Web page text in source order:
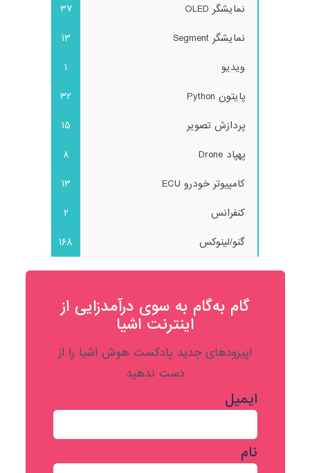
نمایشگر OLED
37
نمایشگر Segment
13
ویدیو
1
پایتون Python
32
پردازش تصویر
15
پهپاد Drone
8
کامپیوتر خودرو ECU
13
کنفرانس
2
گنو/لینوکس
168
گام به‌گام به‌ سوی درآمدزایی از
اینترنت اشیا
اپیزودهای جدید پادکست هوش اشیا را از
دست ندهید
ایمیل
نام